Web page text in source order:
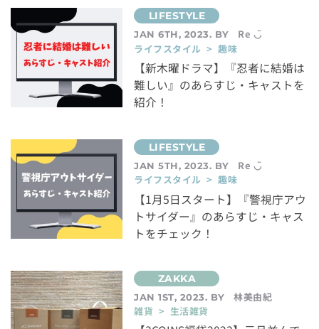
JAN 6TH, 2023. BY
Re ◡̈
ライフスタイル > 趣味
【新木曜ドラマ】『忍者に結婚は
難しい』のあらすじ・キャストを
紹介！
JAN 5TH, 2023. BY
Re ◡̈
ライフスタイル > 趣味
【1月5日スタート】『警視庁アウ
トサイダー』のあらすじ・キャス
トをチェック！
JAN 1ST, 2023. BY
林美由紀
雑貨 > 生活雑貨